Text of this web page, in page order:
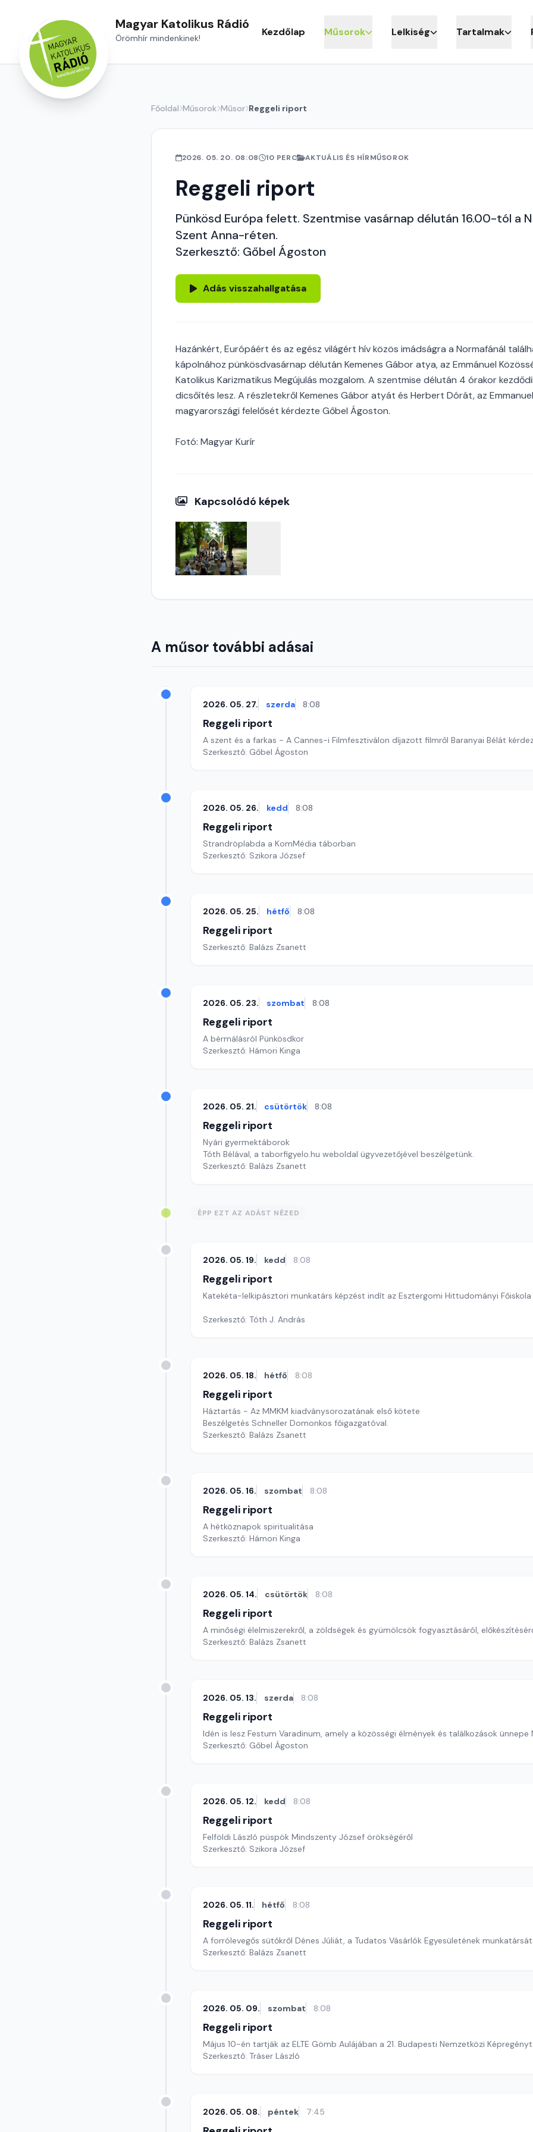
Magyar Katolikus Rádió
Örömhír mindenkinek! Kezdőlap Műsorok Lelkiség Tartalmak
Főoldal Műsorok Műsor Reggeli riport
2026. 05. 20. 08:08 10 PERC AKTUÁLIS ÉS HÍRMŰSOROK
Reggeli riport
Pünkösd Európa felett. Szentmise vasárnap délután 16.00-tól a
Szent Anna-réten.
Szerkesztő: Gőbel Ágoston
Adás visszahallgatása
Hazánkért, Európáért és az egész világért hív közös imádságra a Normafánál
kápolnához pünkösdvasárnap délután Kemenes Gábor atya, az Emmánuel
Katolikus Karizmatikus Megújulás mozgalom. A szentmise délután 4 órakor
dicsőítés lesz. A részletekről Kemenes Gábor atyát és Herbert Dórát, az
magyarországi felelősét kérdezte Gőbel Ágoston.
Fotó: Magyar Kurír
Kapcsolódó képek
A műsor további adásai
2026. 05. 27. szerda 8:08
Reggeli riport
A szent és a farkas - A Cannes-i Filmfesztiválon díjazott filmről Baranyai Bélát
Szerkesztő: Gőbel Ágoston
2026. 05. 26. kedd 8:08
Reggeli riport
Strandröplabda a KomMédia táborban
Szerkesztő: Szikora József
2026. 05. 25. hétfő 8:08
Reggeli riport
Szerkesztő: Balázs Zsanett
2026. 05. 23. szombat 8:08
Reggeli riport
A bérmálásról Pünkösdkor
Szerkesztő: Hámori Kinga
2026. 05. 21. csütörtök 8:08
Reggeli riport
Nyári gyermektáborok
Tóth Bélával, a taborfigyelo.hu weboldal ügyvezetőjével beszélgetünk.
Szerkesztő: Balázs Zsanett
ÉPP EZT AZ ADÁST NÉZED
2026. 05. 19. kedd 8:08
Reggeli riport
Katekéta-lelkipásztori munkatárs képzést indít az Esztergomi Hittudományi Főiskola
Szerkesztő: Tóth J. András
2026. 05. 18. hétfő 8:08
Reggeli riport
Háztartás - Az MMKM kiadványsorozatának első kötete
Beszélgetés Schneller Domonkos főigazgatóval.
Szerkesztő: Balázs Zsanett
2026. 05. 16. szombat 8:08
Reggeli riport
A hétköznapok spiritualitása
Szerkesztő: Hámori Kinga
2026. 05. 14. csütörtök 8:08
Reggeli riport
A minőségi élelmiszerekről, a zöldségek és gyümölcsök fogyasztásáról,
Szerkesztő: Balázs Zsanett
2026. 05. 13. szerda 8:08
Reggeli riport
Idén is lesz Festum Varadinum, amely a közösségi élmények és találkozások ünnepe
Szerkesztő: Gőbel Ágoston
2026. 05. 12. kedd 8:08
Reggeli riport
Felföldi László püspök Mindszenty József örökségéről
Szerkesztő: Szikora József
2026. 05. 11. hétfő 8:08
Reggeli riport
A forrólevegős sütőkről Dénes Júliát, a Tudatos Vásárlók Egyesületének
Szerkesztő: Balázs Zsanett
2026. 05. 09. szombat 8:08
Reggeli riport
Május 10-én tartják az ELTE Gömb Aulájában a 21. Budapesti Nemzetközi
Szerkesztő: Tráser László
2026. 05. 08. péntek 7:45